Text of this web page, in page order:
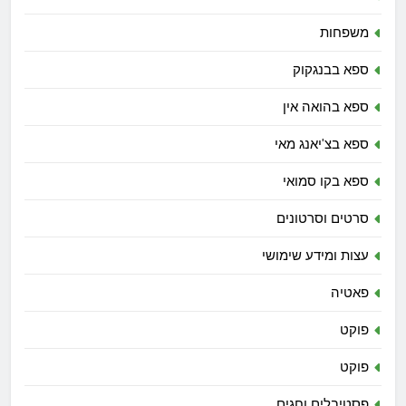
משפחות
ספא בבנגקוק
ספא בהואה אין
ספא בצ'יאנג מאי
ספא בקו סמואי
סרטים וסרטונים
עצות ומידע שימושי
פאטיה
פוקט
פוקט